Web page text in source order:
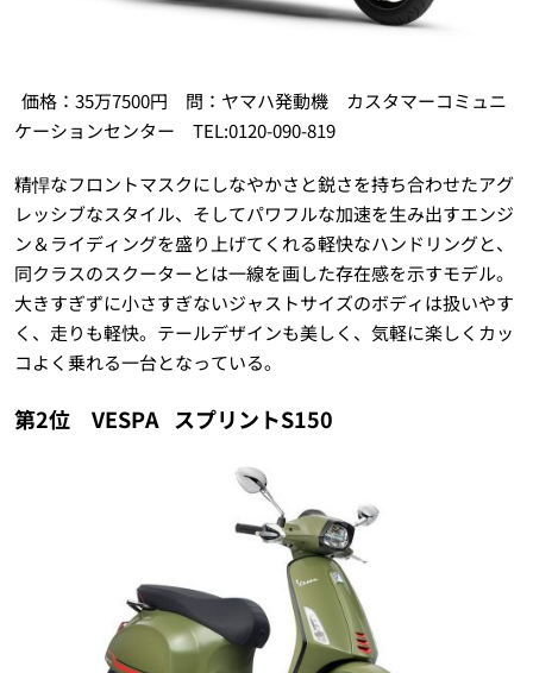
価格：35万7500円 問：ヤマハ発動機 カスタマーコミュニ
ケーションセンター TEL:0120-090-819
精悍なフロントマスクにしなやかさと鋭さを持ち合わせたアグ
レッシブなスタイル、そしてパワフルな加速を生み出すエンジ
ン＆ライディングを盛り上げてくれる軽快なハンドリングと、
同クラスのスクーターとは一線を画した存在感を示すモデル。
大きすぎずに小さすぎないジャストサイズのボディは扱いやす
く、走りも軽快。テールデザインも美しく、気軽に楽しくカッ
コよく乗れる一台となっている。
第2位 VESPA スプリントS150